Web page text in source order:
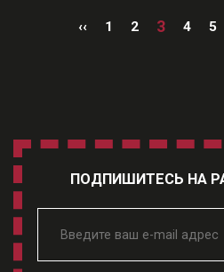
‹‹ 1 2 3 4 5
ПОДПИШИТЕСЬ НА